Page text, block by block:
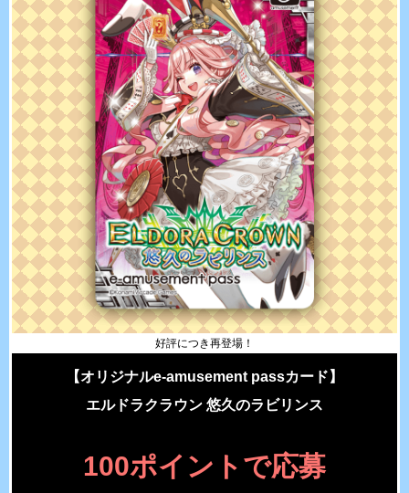
好評につき再登場！
【オリジナルe-amusement passカード】
エルドラクラウン 悠久のラビリンス
100ポイントで応募